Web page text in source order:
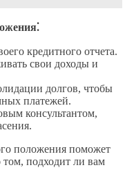
кредитного отчета.
свои доходы и
долгов, чтобы
платежей.
консультантом,
положения поможет
подходит ли вам